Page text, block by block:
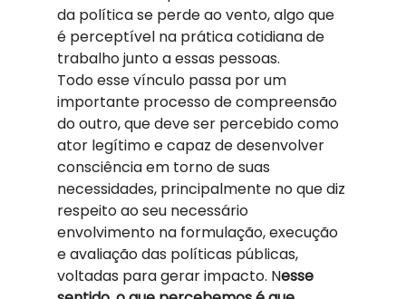
da política se perde ao vento, algo que
é perceptível na prática cotidiana de
trabalho junto a essas pessoas.
Todo esse vínculo passa por um
importante processo de compreensão
do outro, que deve ser percebido como
ator legítimo e capaz de desenvolver
consciência em torno de suas
necessidades, principalmente no que diz
respeito ao seu necessário
envolvimento na formulação, execução
e avaliação das políticas públicas,
voltadas para gerar impacto. Nesse